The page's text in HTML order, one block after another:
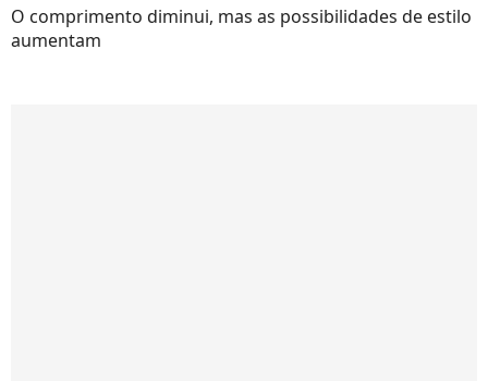
O comprimento diminui, mas as possibilidades de estilo
aumentam